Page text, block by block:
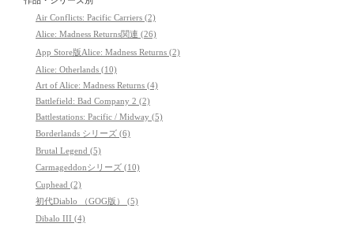
Air Conflicts: Pacific Carriers (2)
Alice: Madness Returns関連 (26)
App Store版Alice: Madness Returns (2)
Alice: Otherlands (10)
Art of Alice: Madness Returns (4)
Battlefield: Bad Company 2 (2)
Battlestations: Pacific / Midway (5)
Borderlands シリーズ (6)
Brutal Legend (5)
Carmageddonシリーズ (10)
Cuphead (2)
初代Diablo （GOG版） (5)
Dibalo III (4)